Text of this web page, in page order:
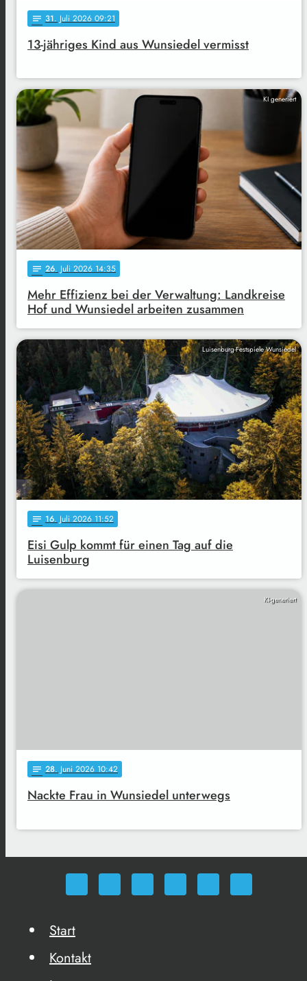
notes 31. Juli 2026 09:21
13-jähriges Kind aus Wunsiedel vermisst
KI generiert
notes 26. Juli 2026 14:35
Mehr Effizienz bei der Verwaltung: Landkreise
Hof und Wunsiedel arbeiten zusammen
Luisenburg-Festspiele Wunsiedel
notes 16. Juli 2026 11:52
Eisi Gulp kommt für einen Tag auf die
Luisenburg
KI-generiert
notes 28. Juni 2026 10:42
Nackte Frau in Wunsiedel unterwegs
Start
Kontakt